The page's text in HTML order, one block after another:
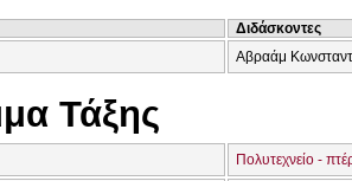
Διδάσκοντες
Αβραάμ
Τάξης
Πολυτεχνείο -